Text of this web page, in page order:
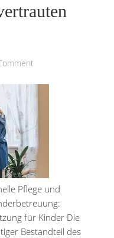
Pflege und
für Kinder Die
Bestandteil des